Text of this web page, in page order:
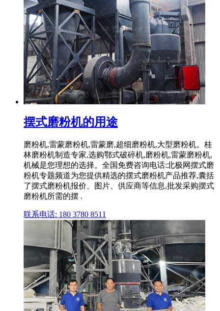
摆式磨粉机的用途
磨粉机,雷蒙磨粉机,雷蒙磨,超细磨粉机,大型磨粉机。桂
林磨粉机制造专家,选购鄂式破碎机,磨粉机,雷蒙磨粉机,
机械是您理想的选择。全国免费咨询电话:北极网摆式磨
粉机专题频道为您提供精选的摆式磨粉机产品推荐,囊括
了摆式磨粉机报价、图片、供应商等信息,批发采购摆式
磨粉机所需的摆 .
联系电话: 180 3780 8511